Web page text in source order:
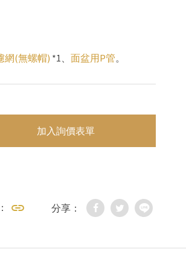
網(無螺帽) *1、 面盆用P管。
加入詢價表單
分享：